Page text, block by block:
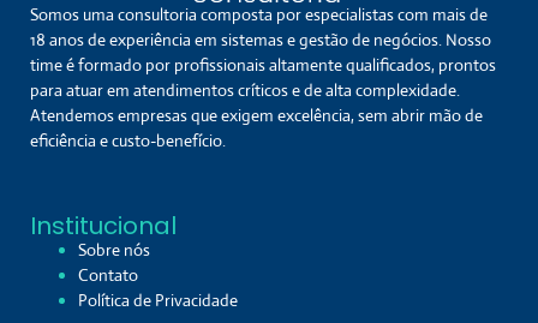
Somos uma consultoria composta por especialistas com mais de
18 anos de experiência em sistemas e gestão de negócios. Nosso
time é formado por profissionais altamente qualificados, prontos
para atuar em atendimentos críticos e de alta complexidade.
Atendemos empresas que exigem excelência, sem abrir mão de
eficiência e custo-benefício.
Institucional
Sobre nós
Contato
Política de Privacidade